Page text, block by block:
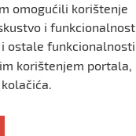
Pančevu,
za
omogućili korištenje
i funkcionalnost
ostale funkcionalnosti
korištenjem portala,